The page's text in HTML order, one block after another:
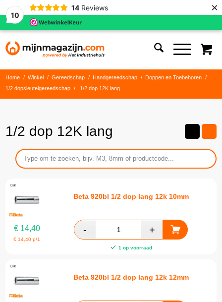
10
14 Reviews ×
Home / Winkel / Gereedschap / Handgereedschap / Doppen en Toebehoren
/
1/2 dopsleutelgereedschap
/ 1/2 dop 12K lang
1/2 dop 12K lang
Beta 920bl 1/2 dop lang 12k 10mm
€14,40
€ 14,40 p/1
1 op voorraad
Beta 920bl 1/2 dop lang 12k 12mm